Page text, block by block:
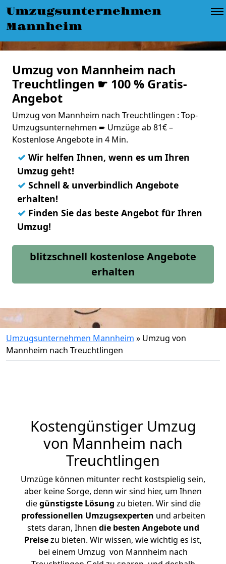
Umzugsunternehmen
Mannheim
Umzug von Mannheim nach
Treuchtlingen ☛ 100 % Gratis-
Angebot
Umzug von Mannheim nach Treuchtlingen : Top-
Umzugsunternehmen ➨ Umzüge ab 81€ –
Kostenlose Angebote in 4 Min.
✓ Wir helfen Ihnen, wenn es um Ihren
Umzug geht!
✓ Schnell & unverbindlich Angebote
erhalten!
✓ Finden Sie das beste Angebot für Ihren
Umzug!
blitzschnell kostenlose Angebote
erhalten
Umzugsunternehmen Mannheim » Umzug von
Mannheim nach Treuchtlingen
Kostengünstiger Umzug
von Mannheim nach
Treuchtlingen
Umzüge können mitunter recht kostspielig sein,
aber keine Sorge, denn wir sind hier, um Ihnen
diegünstigste Lösung zu bieten. Wir sind die
professionellen Umzugsexperten und arbeiten
stets daran, Ihnen die besten Angebote und
Preisezu bieten. Wir wissen, wie wichtig es ist,
bei einem Umzug von Mannheim nach